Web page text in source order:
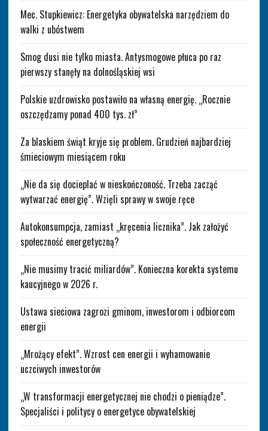
Mec. Stupkiewicz: Energetyka obywatelska narzędziem do
walki z ubóstwem
Smog dusi nie tylko miasta. Antysmogowe płuca po raz
pierwszy stanęły na dolnośląskiej wsi
Polskie uzdrowisko postawiło na własną energię. „Rocznie
oszczędzamy ponad 400 tys. zł”
Za blaskiem świąt kryje się problem. Grudzień najbardziej
śmieciowym miesiącem roku
„Nie da się docieplać w nieskończoność. Trzeba zacząć
wytwarzać energię”. Wzięli sprawy w swoje ręce
Autokonsumpcja, zamiast „kręcenia licznika”. Jak założyć
społeczność energetyczną?
„Nie musimy tracić miliardów”. Konieczna korekta systemu
kaucyjnego w 2026 r.
Ustawa sieciowa zagrozi gminom, inwestorom i odbiorcom
energii
„Mrożący efekt”. Wzrost cen energii i wyhamowanie
uczciwych inwestorów
„W transformacji energetycznej nie chodzi o pieniądze”.
Specjaliści i politycy o energetyce obywatelskiej